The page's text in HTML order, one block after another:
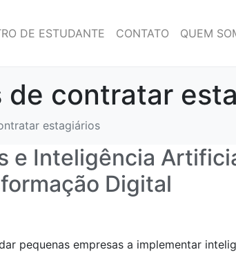
DE ESTUDANTE CONTATO QUEM
de contratar
estagiários
e Inteligência
Digital
pequenas empresas a implementar